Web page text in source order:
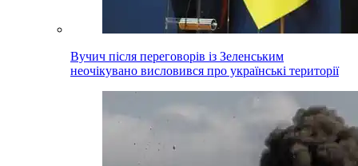
Вучич після переговорів із Зеленським
неочікувано висловився про українські території